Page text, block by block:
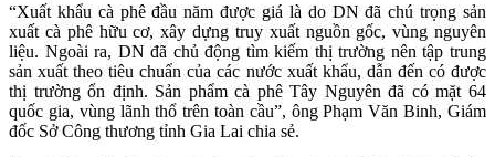
“Xuất khẩu cà phê đầu năm được giá là do DN đã chú trọng sản
xuất cà phê hữu cơ, xây dựng truy xuất nguồn gốc, vùng nguyên
liệu. Ngoài ra, DN đã chủ động tìm kiếm thị trường nên tập trung
sản xuất theo tiêu chuẩn của các nước xuất khẩu, dẫn đến có được
thị trường ổn định. Sản phẩm cà phê Tây Nguyên đã có mặt 64
quốc gia, vùng lãnh thổ trên toàn cầu”, ông Phạm Văn Binh, Giám
đốc Sở Công thương tỉnh Gia Lai chia sẻ.